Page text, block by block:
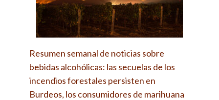
Resumen semanal de noticias sobre
bebidas alcohólicas: las secuelas de los
incendios forestales persisten en
Burdeos, los consumidores de marihuana